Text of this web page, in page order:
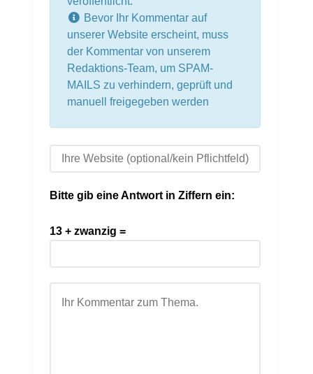
Bevor Ihr Kommentar auf
unserer Website erscheint, muss
der Kommentar von unserem
Redaktions-Team, um SPAM-
MAILS zu verhindern, geprüft und
manuell freigegeben werden
Bitte gib eine Antwort in Ziffern ein:
13 + zwanzig =